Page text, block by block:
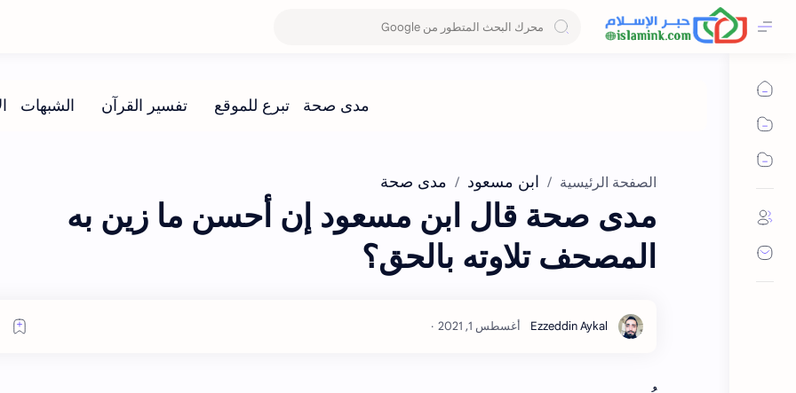
الصفحة الرئيسية ابن مسعود مدى صحة
مدى صحة قال ابن مسعود إن أحسن ما زين به
المصحف تلاوته بالحق؟